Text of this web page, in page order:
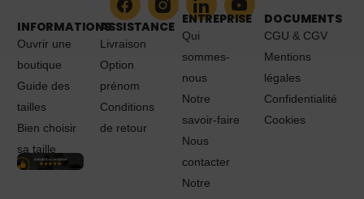
INFORMATIONS
Ouvrir une
boutique
Guide des
tailles
Bien choisir
sa taille
ASSISTANCE
Livraison
Option
prénom
Conditions
de retour
ENTREPRISE
Qui
sommes-
nous
Notre
savoir-faire
Nous
contacter
Notre
DOCUMENTS
CGU & CGV
Mentions
légales
Confidentialité
Cookies